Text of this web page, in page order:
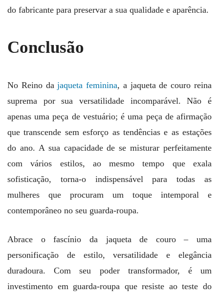
do fabricante para preservar a sua qualidade e aparência.
Conclusão
No Reino dajaqueta feminina, a jaqueta de couro reina
suprema por sua versatilidade incomparável. Não é
apenas uma peça de vestuário; é uma peça de afirmação
que transcende sem esforço as tendências e as estações
do ano. A sua capacidade de se misturar perfeitamente
com vários estilos, ao mesmo tempo que exala
sofisticação, torna-o indispensável para todas as
mulheres que procuram um toque intemporal e
contemporâneo no seu guarda-roupa.
Abrace o fascínio da jaqueta de couro – uma
personificação de estilo, versatilidade e elegância
duradoura. Com seu poder transformador, é um
investimento em guarda-roupa que resiste ao teste do